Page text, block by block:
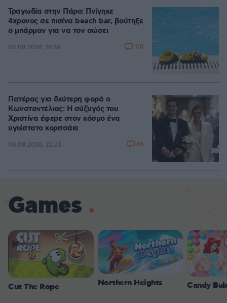
Τραγωδία στην Πάρο: Πνίγηκε
4χρονος σε πισίνα beach bar, βούτηξε
ο μπάρμαν για να τον σώσει
08.08.2026, 19:36 101
Πατέρας για δεύτερη φορά ο
Κωνσταντέλιας: Η σύζυγός του
Χριστίνα έφερε στον κόσμο ένα
υγιέστατο κοριτσάκι
08.08.2026, 22:23 66
Games
Cut The Rope Northern Heights Candy